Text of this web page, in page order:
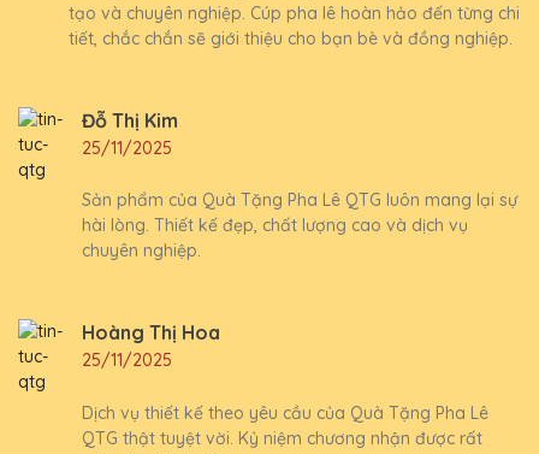
tạo và chuyên nghiệp. Cúp pha lê hoàn hảo đến từng chi
tiết, chắc chắn sẽ giới thiệu cho bạn bè và đồng nghiệp.
Đỗ Thị Kim
25/11/2025
Sản phẩm của Quà Tặng Pha Lê QTG luôn mang lại sự
hài lòng. Thiết kế đẹp, chất lượng cao và dịch vụ
chuyên nghiệp.
Hoàng Thị Hoa
25/11/2025
Dịch vụ thiết kế theo yêu cầu của Quà Tặng Pha Lê
QTG thật tuyệt vời. Kỷ niệm chương nhận được rất